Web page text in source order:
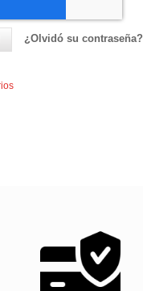
¿Olvidó su contraseña?